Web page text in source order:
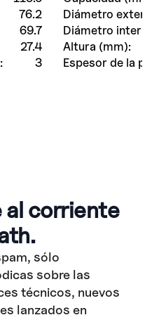
76.2
69.7
27.4
3
Diámetro
Diámetro interior
Altura (mm):
Espesor de la
al corriente
sólo
sobre las
técnicos, nuevos
lanzados en